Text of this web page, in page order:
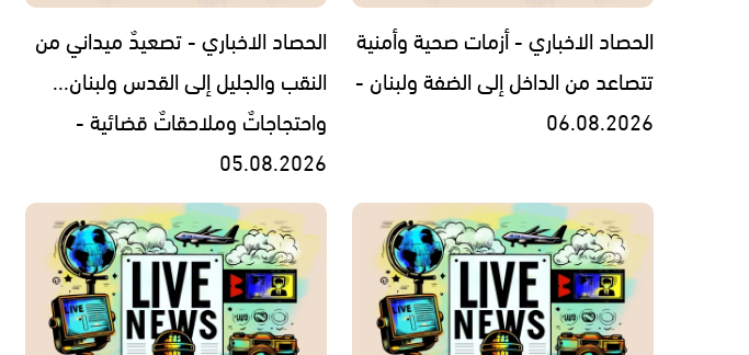
الحصاد الاخباري - أزمات صحية وأمنية
تتصاعد من الداخل إلى الضفة ولبنان -
06.08.2026
الحصاد الاخباري - تصعيدٌ ميداني من
النقب والجليل إلى القدس ولبنان...
واحتجاجاتٌ وملاحقاتٌ قضائية -
05.08.2026